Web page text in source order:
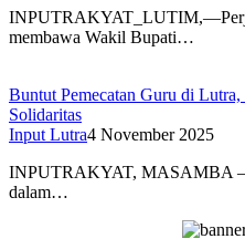
membawa Wakil Bupati…
Buntut Pemecatan Guru di
Solidaritas
Input Lutra4 November 2025
INPUTRAKYAT, MASAMBA –
dalam…